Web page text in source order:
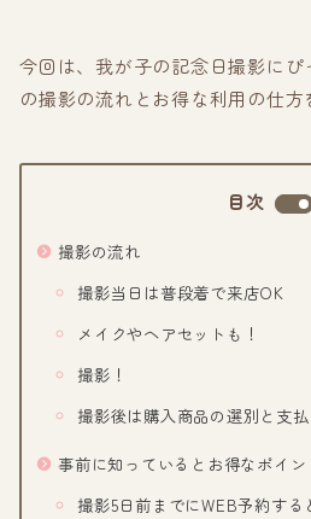
今回は、我が子の記念日撮影に
の撮影の流れとお得な利用の仕方
目次
撮影の流れ
撮影当日は普段着で来店OK
メイクやヘアセットも！
撮影！
撮影後は購入商品の選別と支
事前に知っているとお得なポイン
撮影5日前までにWEB予約す